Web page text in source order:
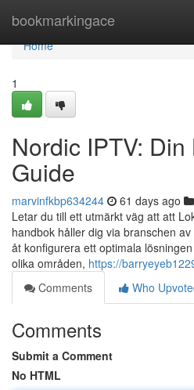
bookmarkingace
Home
Home
1
Nordic IPTV:
Guide
marvinfkbp634244 61 days ago
Letar du till ett utmärkt väg att att
handbok håller dig via branschen
åt konfigurera ett optimala
olika områden, https://
Comments
Who
Comments
Submit a Comment
No HTML